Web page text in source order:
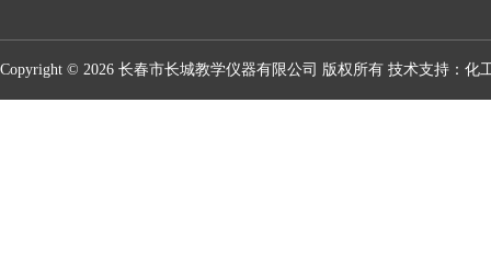
Copyright © 2026 长春市长城教学仪器有限公司 版权所有 技术支持： 化